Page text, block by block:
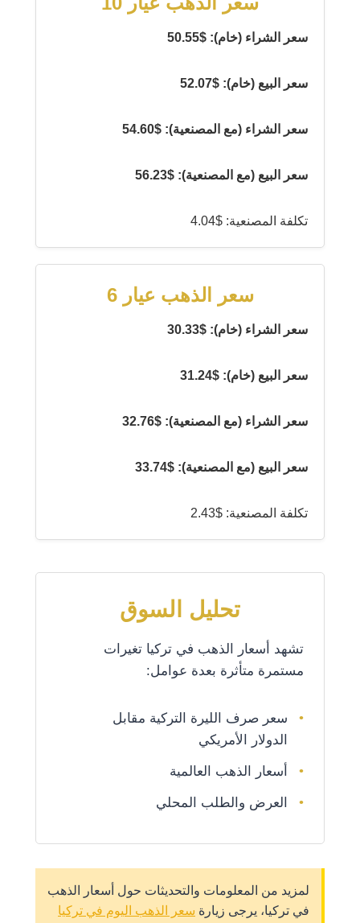
سعر الشراء (خام): $50.55
سعر البيع (خام): $52.07
سعر الشراء (مع المصنعية): $54.60
سعر البيع (مع المصنعية): $56.23
تكلفة المصنعية: $4.04
سعر الذهب عيار 6
سعر الشراء (خام): $30.33
سعر البيع (خام): $31.24
سعر الشراء (مع المصنعية): $32.76
سعر البيع (مع المصنعية): $33.74
تكلفة المصنعية: $2.43
تحليل السوق
تشهد أسعار الذهب في تركيا تغيرات
مستمرة متأثرة بعدة عوامل:
سعر صرف الليرة التركية مقابل
الدولار الأمريكي
أسعار الذهب العالمية
العرض والطلب المحلي
لمزيد من المعلومات والتحديثات حول أسعار الذهب
في تركيا، يرجى زيارة سعر الذهب اليوم في تركيا